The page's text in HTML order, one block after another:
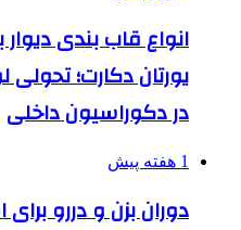
انواع قاب بندی
یورتان دکارت؛
در دکوراسیون داخلی
1 هفته پیش
دوران بزن و دررو